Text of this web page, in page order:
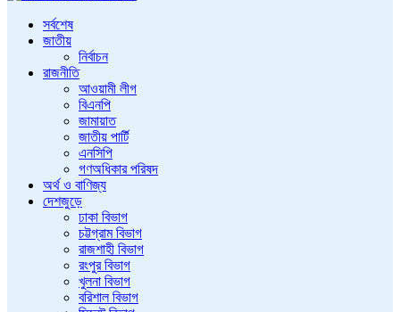
সর্বশেষ
জাতীয়
নির্বাচন
রাজনীতি
আওয়ামী লীগ
বিএনপি
জামায়াত
জাতীয় পার্টি
এনসিপি
গণঅধিকার পরিষদ
অর্থ ও বাণিজ্য
দেশজুড়ে
ঢাকা বিভাগ
চট্টগ্রাম বিভাগ
রাজশাহী বিভাগ
রংপুর বিভাগ
খুলনা বিভাগ
বরিশাল বিভাগ